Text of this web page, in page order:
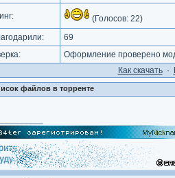
(Голосов: 22)
69
Оформление проверено
Как cкачать·
файлов в торренте